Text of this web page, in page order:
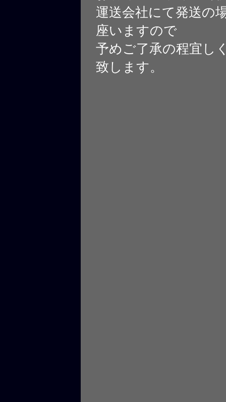
運送会社にて発送の
座いますので
予めご了承の程宜し
致します。